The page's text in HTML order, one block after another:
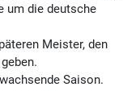
um die deutsche
Meister, den
Saison.